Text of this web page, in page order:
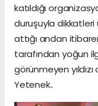
katıldığı
duruşuyla dikkatleri
attığı andan
tarafından yoğun
görünmeyen
Yetenek..